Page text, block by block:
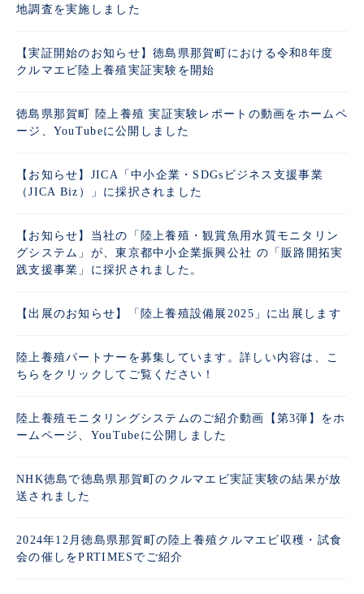
地調査を実施しました
【実証開始のお知らせ】徳島県那賀町における令和8年度
クルマエビ陸上養殖実証実験を開始
徳島県那賀町 陸上養殖 実証実験レポートの動画をホームペ
ージ、YouTubeに公開しました
【お知らせ】JICA「中小企業・SDGsビジネス支援事業
（JICA Biz）」に採択されました
【お知らせ】当社の「陸上養殖・観賞魚用水質モニタリン
グシステム」が、東京都中小企業振興公社 の「販路開拓実
践支援事業」に採択されました。
【出展のお知らせ】「陸上養殖設備展2025」に出展します
陸上養殖パートナーを募集しています。詳しい内容は、こ
ちらをクリックしてご覧ください！
陸上養殖モニタリングシステムのご紹介動画【第3弾】をホ
ームページ、YouTubeに公開しました
NHK徳島で徳島県那賀町のクルマエビ実証実験の結果が放
送されました
2024年12月徳島県那賀町の陸上養殖クルマエビ収穫・試食
会の催しをPRTIMESでご紹介